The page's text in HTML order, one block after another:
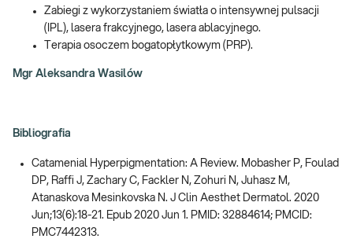
Zabiegi z wykorzystaniem światła o intensywnej pulsacji
(IPL), lasera frakcyjnego, lasera ablacyjnego.
Terapia osoczem bogatopłytkowym (PRP).
Mgr Aleksandra Wasilów
Bibliografia
Catamenial Hyperpigmentation: A Review. Mobasher P, Foulad
DP, Raffi J, Zachary C, Fackler N, Zohuri N, Juhasz M,
Atanaskova Mesinkovska N. J Clin Aesthet Dermatol. 2020
Jun;13(6):18-21. Epub 2020 Jun 1. PMID: 32884614; PMCID:
PMC7442313.